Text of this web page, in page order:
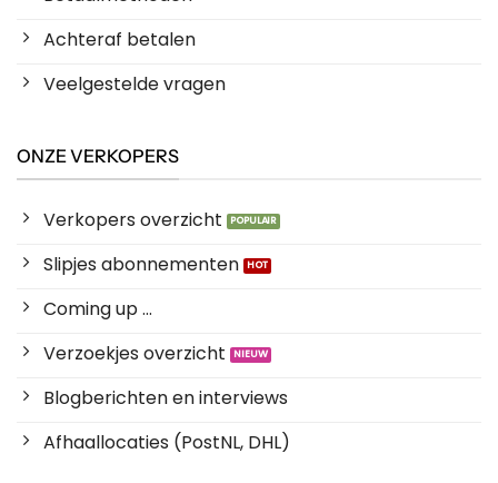
Achteraf betalen
Veelgestelde vragen
ONZE VERKOPERS
Verkopers overzicht
Slipjes abonnementen
Coming up ...
Verzoekjes overzicht
Blogberichten en interviews
Afhaallocaties (PostNL, DHL)